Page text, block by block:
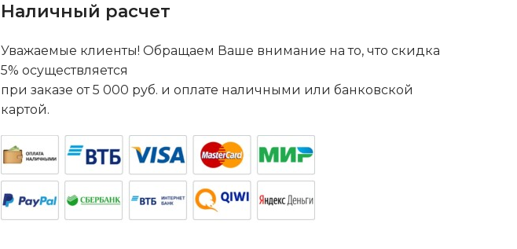
Наличный расчет
Уважаемые клиенты! Обращаем Ваше внимание на то, что скидка
5% осуществляется
при заказе от 5 000 руб. и оплате наличными или банковской
картой.